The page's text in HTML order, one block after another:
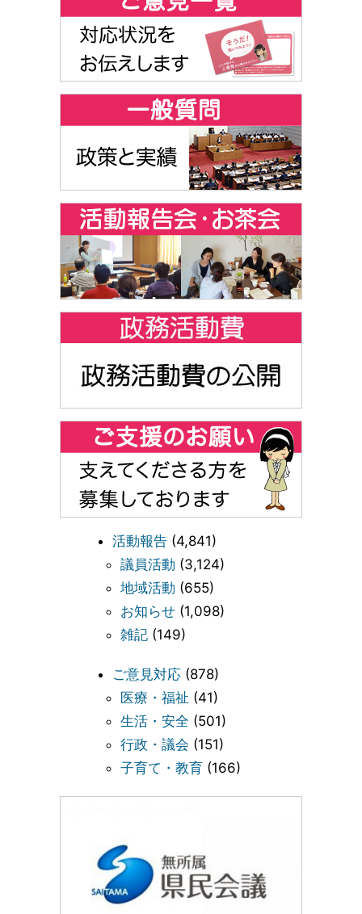
活動報告 (4,841)
議員活動 (3,124)
地域活動 (655)
お知らせ (1,098)
雑記 (149)
ご意見対応 (878)
医療・福祉 (41)
生活・安全 (501)
行政・議会 (151)
子育て・教育 (166)